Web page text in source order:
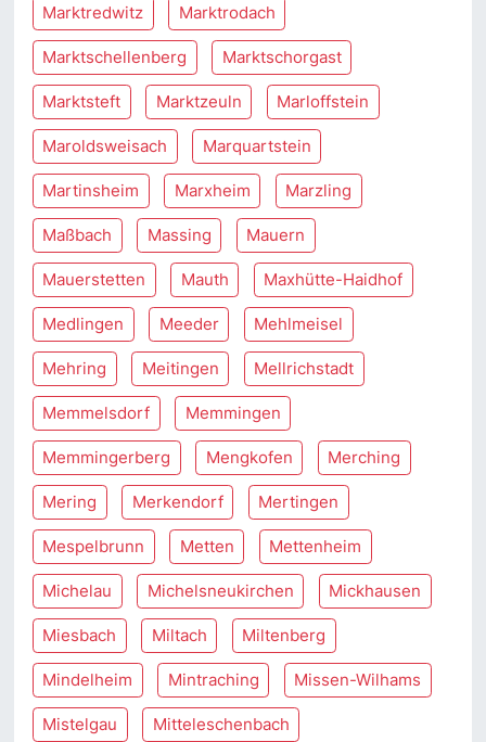
Marktredwitz Marktrodach
Marktschellenberg Marktschorgast
Marktsteft Marktzeuln Marloffstein
Maroldsweisach Marquartstein
Martinsheim Marxheim Marzling
Maßbach Massing Mauern
Mauerstetten Mauth Maxhütte-Haidhof
Medlingen Meeder Mehlmeisel
Mehring Meitingen Mellrichstadt
Memmelsdorf Memmingen
Memmingerberg Mengkofen Merching
Mering Merkendorf Mertingen
Mespelbrunn Metten Mettenheim
Michelau Michelsneukirchen Mickhausen
Miesbach Miltach Miltenberg
Mindelheim Mintraching Missen-Wilhams
Mistelgau Mitteleschenbach